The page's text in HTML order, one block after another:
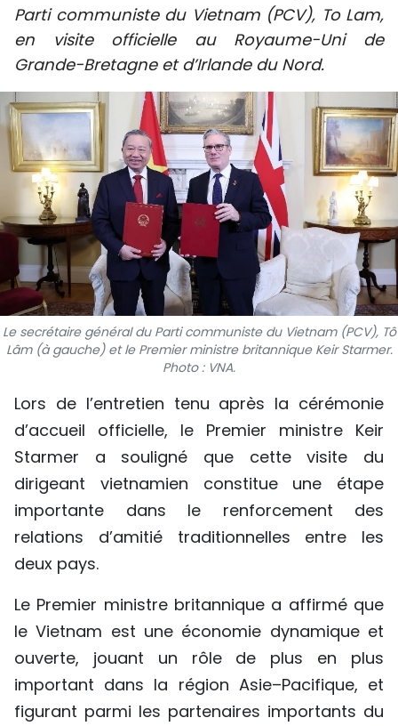
ENVIRONNEMENT
SPORT
FRANCOPHONIE
PAYS NATAL
INTERNATIONAL
MÉGASTORIE
INFOGRAPHIE
PHOTO
VIDÉO
À PROPOS DU "PEUPLE"
TIẾNG VIỆT
ENGLISH
中文
ESPAÑOL
Parti communiste du Vietnam (PCV), To Lam,
en visite officielle au Royaume-Uni de
Grande-Bretagne et d’Irlande du Nord.
Le secrétaire général du Parti communiste du Vietnam (PCV), Tô
Lâm (à gauche) et le Premier ministre britannique Keir Starmer.
Photo : VNA.
Lors de l’entretien tenu après la cérémonie
d’accueil officielle, le Premier ministre Keir
Starmer a souligné que cette visite du
dirigeant vietnamien constitue une étape
importante dans le renforcement des
relations d’amitié traditionnelles entre les
deux pays.
Le Premier ministre britannique a affirmé que
le Vietnam est une économie dynamique et
ouverte, jouant un rôle de plus en plus
important dans la région Asie–Pacifique, et
figurant parmi les partenaires importants du